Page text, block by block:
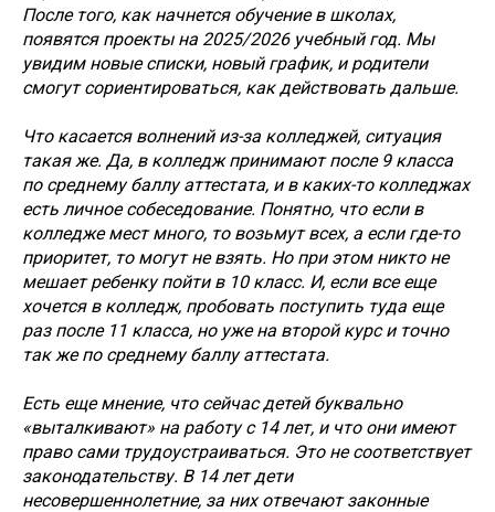
После того, как начнется обучение в школах,
появятся проекты на 2025/2026 учебный год. Мы
увидим новые списки, новый график, и родители
смогут сориентироваться, как действовать дальше.
Что касается волнений из-за колледжей, ситуация
такая же. Да, в колледж принимают после 9 класса
по среднему баллу аттестата, и в каких-то колледжах
есть личное собеседование. Понятно, что если в
колледже мест много, то возьмут всех, а если где-то
приоритет, то могут не взять. Но при этом никто не
мешает ребенку пойти в 10 класс. И, если все еще
хочется в колледж, пробовать поступить туда еще
раз после 11 класса, но уже на второй курс и точно
так же по среднему баллу аттестата.
Есть еще мнение, что сейчас детей буквально
«выталкивают» на работу с 14 лет, и что они имеют
право сами трудоустраиваться. Это не соответствует
законодательству. В 14 лет дети
несовершеннолетние, за них отвечают законные